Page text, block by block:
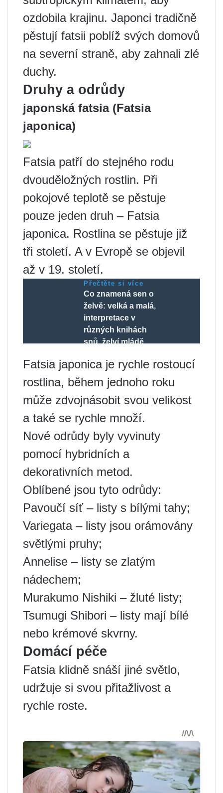
ozdobila krajinu. Japonci tradičně
pěstují fatsii poblíž svých domovů
na severní straně, aby zahnali zlé
duchy.
Druhy a odrůdy
japonská fatsia (Fatsia
japonica)
Fatsia patří do stejného rodu
dvouděložných rostlin. Při
pokojové teplotě se pěstuje
pouze jeden druh – Fatsia
japonica. Rostlina se pěstuje již
tři století. A v Evropě se objevil
až v 19. století.
Přečtěte si více
Co znamená sen o
želvě: velká a malá,
interpretace v
různých knihách
snů, želví mládě
Fatsia japonica je rychle rostoucí
rostlina, během jednoho roku
může zdvojnásobit svou velikost
a také se rychle množí.
Nové odrůdy byly vyvinuty
pomocí hybridních a
dekorativních metod.
Oblíbené jsou tyto odrůdy:
Pavoučí síť – listy s bílými tahy;
Variegata – listy jsou orámovány
světlými pruhy;
Annelise – listy se zlatým
nádechem;
Murakumo Nishiki – žluté listy;
Tsumugi Shibori – listy mají bílé
nebo krémové skvrny.
Domácí péče
Fatsia klidně snáší jiné světlo,
udržuje si svou přitažlivost a
rychle roste.